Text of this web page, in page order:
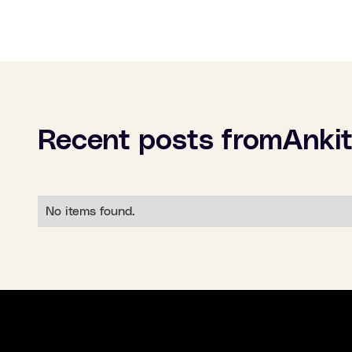
Recent posts from
No items found.